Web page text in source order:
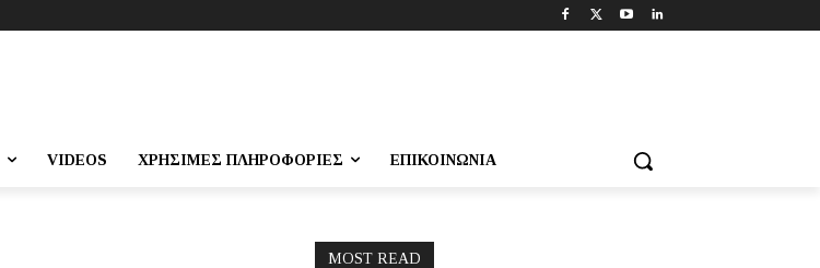
VIDEOS ΧΡΉΣΙΜΕΣ ΠΛΗΡΟΦΟΡΊΕΣ ΕΠΙΚΟΙΝΩΝΊΑ
MOST READ